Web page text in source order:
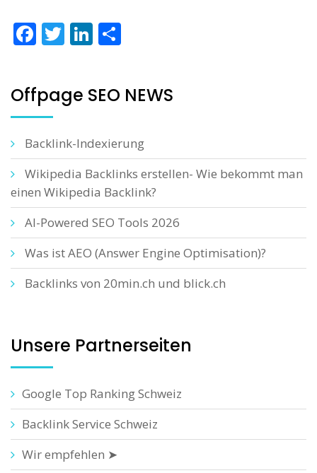
Facebook
TwitterLinkedIn
Offpage SEO NEWS
Backlink-Indexierung
Wikipedia Backlinks erstellen- Wie bekommt man
einen Wikipedia Backlink?
AI-Powered SEO Tools 2026
Was ist AEO (Answer Engine Optimisation)?
Backlinks von 20min.ch und blick.ch
Unsere Partnerseiten
Google Top Ranking Schweiz
Backlink Service Schweiz
Wir empfehlen ➤